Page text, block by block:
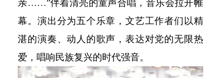
亲……”伴着清亮的童声合唱，音乐会拉开帷
幕。演出分为五个乐章，文艺工作者们以精
湛的演奏、动人的歌声，表达对党的无限热
爱，唱响民族复兴的时代强音。